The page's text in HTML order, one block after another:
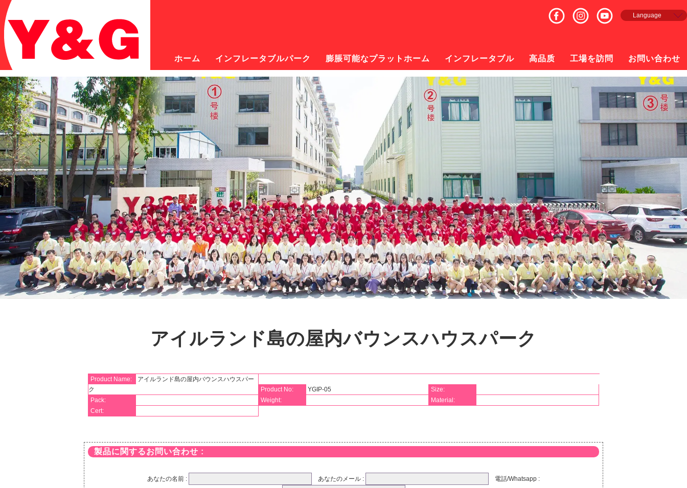
Language
русский
日本語
한국의
ホーム インフレータブルパーク 膨脹可能なプラットホーム インフレータブル 高品质 工場を訪問 お問い合わせ
アイルランド島の屋内バウンスハウスパーク
Product Name:
アイルランド島の屋内バウンスハウスパー
ク
Product No: YGIP-05
Size:
Pack:
Weight:
Material:
Cert:
製品に関するお問い合わせ :
あなたの名前 : あなたのメール : 電話/Whatsapp :